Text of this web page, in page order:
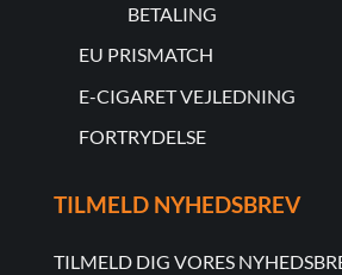
BETALING
EU PRISMATCH
E-CIGARET VEJLEDNING
FORTRYDELSE
TILMELD NYHEDSBREV
TILMELD DIG VORES